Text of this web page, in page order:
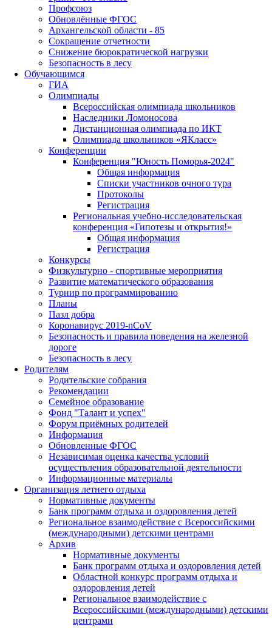
Профсоюз
Обновлённые ФГОС
Архангельской области - 85
Сокращение отчетности
Снижение бюрократической нагрузки
Безопасность в лесу
Обучающимся
ГИА
Олимпиады
Всероссийская олимпиада школьников
Наследники Ломоносова
Дистанционная олимпиада по ИКТ
Олимпиада школьников «ЯКласс»
Конференции
Конференция "Юность Поморья-2024"
Общая информация
Списки участников очного тура
Протоколы
Регистрация
Региональная учебно-исследовательская
конференция «Гипотезы и открытия!»
Общая информация
Регистрация
Конкурсы
Физкультурно - спортивные мероприятия
Развитие математического образования
Турнир по программированию
Планы
Пазл добра
Коронавирус 2019-nCoV
Безопасность и правила поведения на железной
дороге
Безопасность в лесу
Родителям
Родительские собрания
Рекомендации
Семейное образование
Фонд "Талант и успех"
Форум приёмных родителей
Информация
Обновленные ФГОС
Независимая оценка качества условий
осуществления образовательной деятельности
Информационные материалы
Организация летнего отдыха
Нормативные документы
Банк программ отдыха и оздоровления детей
Региональное взаимодействие с Всероссийскими
(международными) детскими центрами
Архив
Нормативные документы
Банк программ отдыха и оздоровления детей
Областной конкурс программ отдыха и
оздоровления детей
Региональное взаимодействие с
Всероссийскими (международными) детскими
центрами